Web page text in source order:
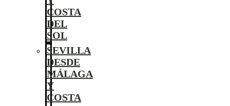
COSTA
DEL
SOL
SEVILLA
DESDE
MÁLAGA
Y
COSTA